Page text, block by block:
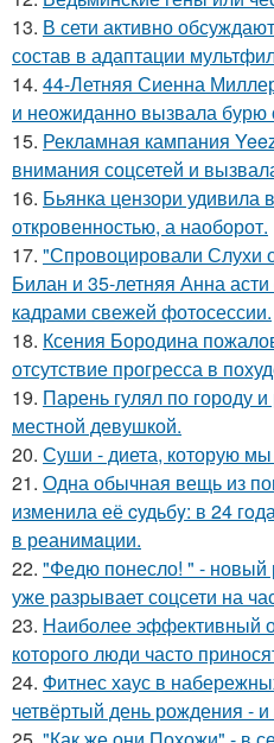
13. В сети активно
состав в адаптации
14. 44-Летняя Сиенна
и неожиданно вызвала бурю
15. Рекламная кампания
внимания соцсетей и
16. Бьянка цензори удивила
откровенностью, а наоборот.
17. "Спровоцировали Слухи
Билан и 35-летняя Анна
кадрами свежей фотосессии.
18. Ксения Бородина
отсутствие прогресса в
19. Парень гулял по городу
местной девушкой.
20. Суши - диета, которую
21. Одна обычная вещь из
изменила её cудьбy: в 24
в реанимaции.
22. "Федю понесло! " -
уже разрывает соцсети на
23. Наиболее эффективный
которого люди часто
24. Фитнес хаус в
четвёртый день рождения -